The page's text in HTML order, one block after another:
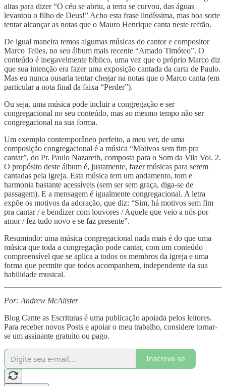
altas para dizer “O céu se abriu, a terra se curvou, das águas
levantou o filho de Deus!” Acho esta frase lindíssima, mas boa sorte
tentar alcançar as notas que o Mauro Henrique canta neste refrão.
De igual maneira temos algumas músicas do cantor e compositor
Marco Telles, no seu álbum mais recente “Amado Timóteo”. O
conteúdo é inegavelmente bíblico, uma vez que o próprio Marco diz
que sua intenção era fazer uma exposição cantada da carta de Paulo.
Mas eu nunca ousaria tentar chegar na notas que o Marco canta (em
particular a nota final da faixa “Perder”).
Ou seja, uma música pode incluir a congregação e ser
congregacional no seu conteúdo, mas ao mesmo tempo não ser
congregacional na sua forma.
Um exemplo contemporâneo perfeito, a meu ver, de uma
composição congregacional é a música “Motivos sem fim pra
cantar”, do Pr. Paulo Nazareth, composta para o Som da Vila Vol. 2.
O propósito deste álbum é, justamente, fazer músicas para serem
cantadas pela igreja. Esta música tem um andamento, tom e
harmonia bastante acessíveis (sem ser sem graça, diga-se de
passagem). E a mensagem é igualmente congregacional. A letra
expõe os motivos da adoração, que diz: “Sim, há motivos sem fim
pra cantar / e bendizer com louvores / Aquele que veio a nós por
amor / fez tudo novo e se faz presente”.
Resumindo: uma música congregacional nada mais é do que uma
música que toda a congregação pode cantar, com um conteúdo
compreensível que se aplica a todos os membros da igreja e uma
forma que permite que todos acompanhem, independente da sua
habilidade musical.
Por: Andrew McAlister
Blog Cante as Escrituras é uma publicação apoiada pelos leitores.
Para receber novos Posts e apoiar o meu trabalho, considere tornar-
se um assinante gratuito ou pago.
Inscreva-se